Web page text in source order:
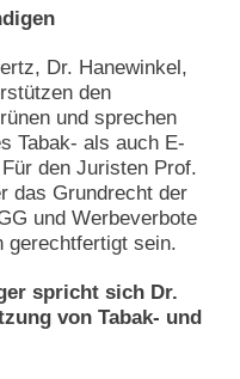
Dr. Hanewinkel,
den
und sprechen
Tabak- als auch E-
den Juristen Prof.
das Grundrecht der
und Werbeverbote
gerechtfertigt sein.
spricht sich Dr.
von Tabak- und